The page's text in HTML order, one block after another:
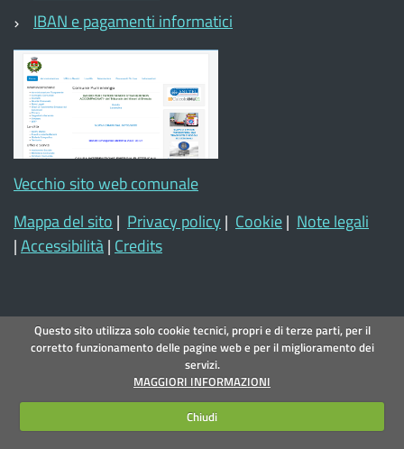
IBAN e pagamenti informatici
Vecchio sito web comunale
Mappa del sito | Privacy policy | Cookie| Note legali
|Accessibilità| Credits
Questo sito utilizza solo cookie tecnici, propri e di terze parti, per il
corretto funzionamento delle pagine web e per il miglioramento dei
servizi.
MAGGIORI INFORMAZIONI
Chiudi